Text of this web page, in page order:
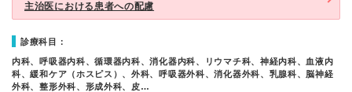
主治医における患者への配慮
診療科目：
内科、呼吸器内科、循環器内科、消化器内科、リウマチ科、神経内科、血液内
科、緩和ケア（ホスピス）、外科、呼吸器外科、消化器外科、乳腺科、脳神経
外科、整形外科、形成外科、皮…